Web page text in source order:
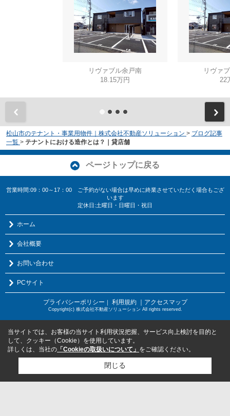
リヴァブル余戸南
18.15万円
リヴァ
22
松山市のテナント・事業用物件｜株式会社不動産ソリューション > ブログ記事
一覧 > テナントにおける造作とは？｜貸店舗
ページトップに戻る
営業時間:09：00～17：00 ご予約がない場合は早めに終業させていただく場合もござ
います
定休日:土曜日・日曜日・祝日
ホーム
会社概要
お問い合わせ
PCサイト
プライバシーポリシー 利用規約 ｜アクセスマップ
Copyright(c) 株式会社不動産ソリューション All rights reserved.
当サイトでは、お客様の当サイト利用状況把握、サービス向上検討を目的と
して、クッキー（Cookie）を使用しています。
詳しくは、当社の 「Cookieの取扱いについて」 をご確認ください。
閉じる